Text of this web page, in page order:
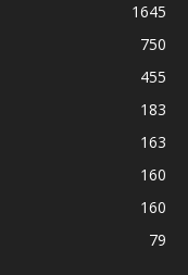
1645
750
455
183
163
160
160
79